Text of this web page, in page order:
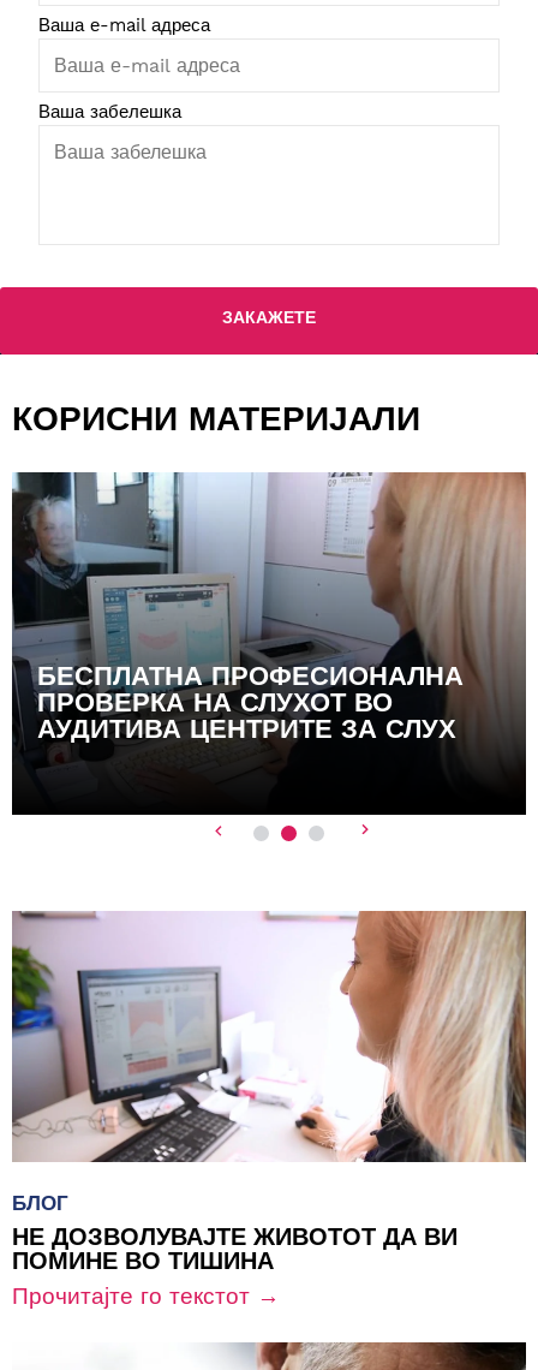
Ваша е-mail адреса
Ваша забелешка
КОРИСНИ МАТЕРИЈАЛИ
БЕСПЛАТНА ПРОФЕСИОНАЛНА
ПРОВЕРКА НА СЛУХОТ ВО
АУДИТИВА ЦЕНТРИТЕ ЗА СЛУХ
БЛОГ
НЕ ДОЗВОЛУВАЈТЕ ЖИВОТОТ ДА ВИ
ПОМИНЕ ВО ТИШИНА
Прочитајте го текстот →